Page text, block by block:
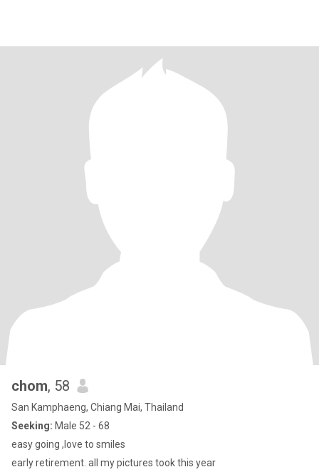
chom, 58
San Kamphaeng, Chiang Mai, Thailand
Seeking: Male 52 - 68
easy going ,love to smiles
early retirement. all my pictures took this year